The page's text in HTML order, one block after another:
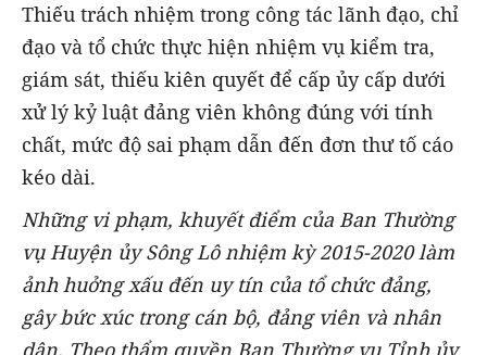
Thiếu trách nhiệm trong công tác lãnh đạo, chỉ
đạo và tổ chức thực hiện nhiệm vụ kiểm tra,
giám sát, thiếu kiên quyết để cấp ủy cấp dưới
xử lý kỷ luật đảng viên không đúng với tính
chất, mức độ sai phạm dẫn đến đơn thư tố cáo
kéo dài.
Những vi phạm, khuyết điểm của Ban Thường
vụ Huyện ủy Sông Lô nhiệm kỳ 2015-2020 làm
ảnh huởng xấu đến uy tín của tổ chức đảng,
gây bức xúc trong cán bộ, đảng viên và nhân
dân. Theo thẩm quyền Ban Thường vụ Tỉnh ủy